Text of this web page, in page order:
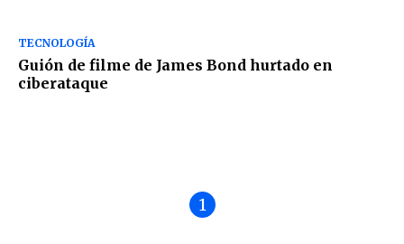
TECNOLOGÍA
Guión de filme de James Bond hurtado en
ciberataque
1